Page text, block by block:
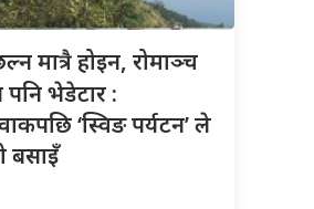
मात्रै होइन, रोमाञ्च
भेडेटार :
‘स्विङ पर्यटन’ ले
बसाइँ